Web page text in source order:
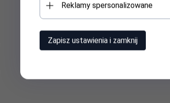
21,59PLN
Reklamy spersonalizowane
Zapisz ustawienia i zamknij